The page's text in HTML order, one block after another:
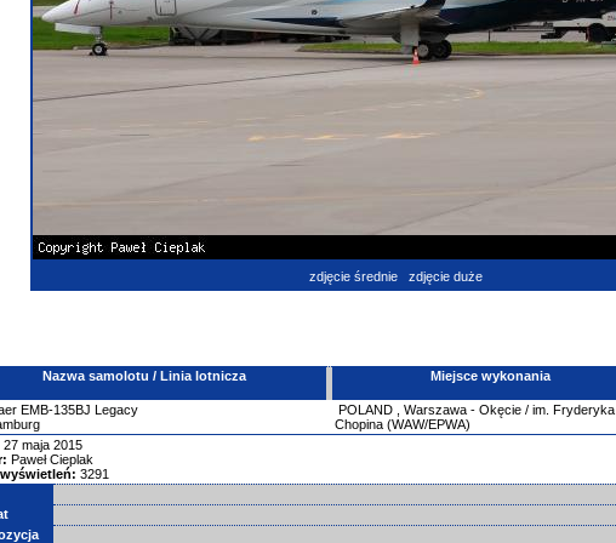
zdjęcie średnie zdjęcie duże
Nazwa samolotu / Linia lotnicza Miejsce wykonania
EMB-135BJ Legacy
POLAND, Warszawa - Okęcie / im. Fryderyka
Chopina (WAW/EPWA)
27 maja 2015
Paweł Cieplak
3291